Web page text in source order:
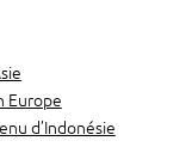
Europe
d’Indonésie